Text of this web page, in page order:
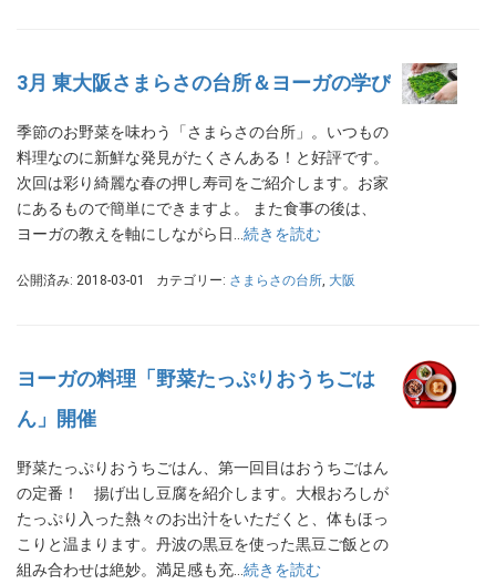
3月 東大阪さまらさの台所＆ヨーガの学び
季節のお野菜を味わう「さまらさの台所」。いつもの
料理なのに新鮮な発見がたくさんある！と好評です。
次回は彩り綺麗な春の押し寿司をご紹介します。お家
にあるもので簡単にできますよ。 また食事の後は、
ヨーガの教えを軸にしながら日… 続きを読む
公開済み: 2018-03-01 カテゴリー: さまらさの台所, 大阪
ヨーガの料理「野菜たっぷりおうちごは
ん」開催
野菜たっぷりおうちごはん、第一回目はおうちごはん
の定番！ 揚げ出し豆腐を紹介します。大根おろしが
たっぷり入った熱々のお出汁をいただくと、体もほっ
こりと温まります。丹波の黒豆を使った黒豆ご飯との
組み合わせは絶妙。満足感も充… 続きを読む